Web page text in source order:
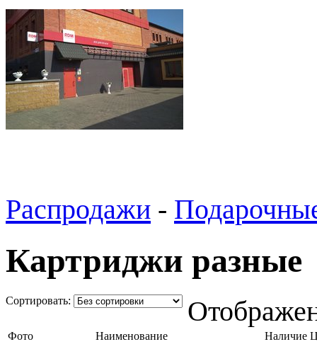
Распродажи -
Картриджи разные
Cортировать:
Фото Наименование Наличие